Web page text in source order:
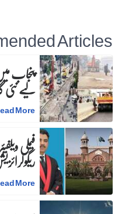
Articles
پنجاب
لیے نئی
More
فیملی
More